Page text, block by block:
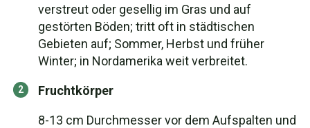
verstreut oder gesellig im Gras und auf
gestörten Böden; tritt oft in städtischen
Gebieten auf; Sommer, Herbst und früher
Winter; in Nordamerika weit verbreitet.
Fruchtkörper
8-13 cm Durchmesser vor dem Aufspalten und